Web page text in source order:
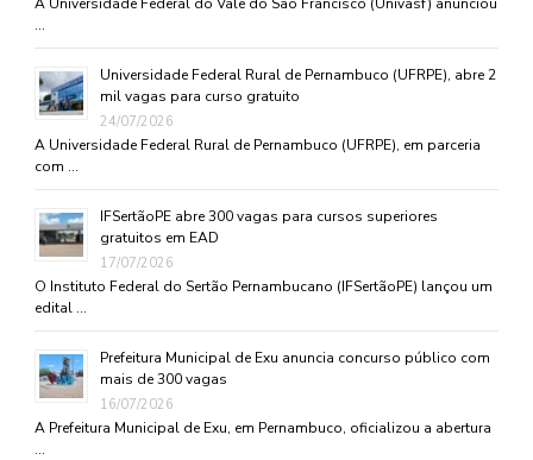
…
Universidade Federal Rural de Pernambuco (UFRPE), abre 2
mil vagas para curso gratuito
24/07/2026
A Universidade Federal Rural de Pernambuco (UFRPE), em parceria
com …
IFSertãoPE abre 300 vagas para cursos superiores
gratuitos em EAD
17/07/2026
O Instituto Federal do Sertão Pernambucano (IFSertãoPE) lançou um
edital …
Prefeitura Municipal de Exu anuncia concurso público com
mais de 300 vagas
16/07/2026
A Prefeitura Municipal de Exu, em Pernambuco, oficializou a abertura
…